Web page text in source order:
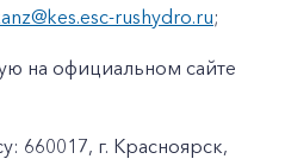
rushydro.ru;
на официальном сайте
660017, г. Красноярск,